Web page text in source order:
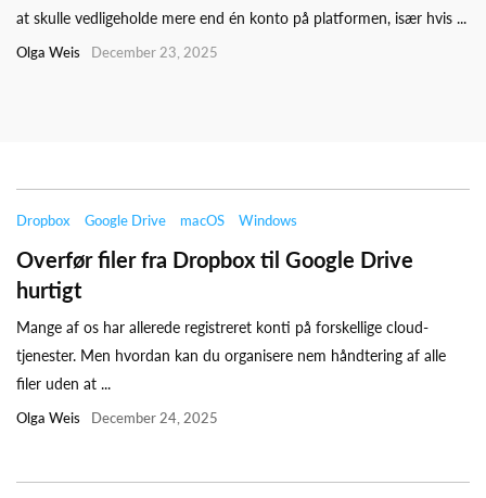
at skulle vedligeholde mere end én konto på platformen, især hvis ...
Olga Weis December 23, 2025
Dropbox Google Drive macOS Windows
Overfør filer fra Dropbox til Google Drive
hurtigt
Mange af os har allerede registreret konti på forskellige cloud-
tjenester. Men hvordan kan du organisere nem håndtering af alle
filer uden at ...
Olga Weis December 24, 2025